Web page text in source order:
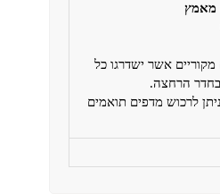
מאמץ
מקוריים אשר ישדרגו כל
הרחצה.
לרכוש מדפים תואמים